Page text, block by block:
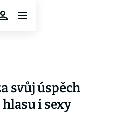
svůj úspěch
i sexy